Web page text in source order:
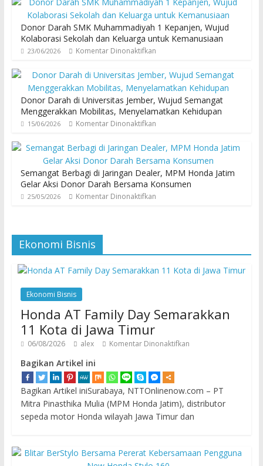
Donor Darah SMK Muhammadiyah 1 Kepanjen, Wujud
Kolaborasi Sekolah dan Keluarga untuk Kemanusiaan
23/06/2026 Komentar Dinonaktifkan
Donor Darah di Universitas Jember, Wujud Semangat
Menggerakkan Mobilitas, Menyelamatkan Kehidupan
15/06/2026 Komentar Dinonaktifkan
Semangat Berbagi di Jaringan Dealer, MPM Honda Jatim
Gelar Aksi Donor Darah Bersama Konsumen
25/05/2026 Komentar Dinonaktifkan
Ekonomi Bisnis
Ekonomi Bisnis
Honda AT Family Day Semarakkan
11 Kota di Jawa Timur
06/08/2026 alex Komentar Dinonaktifkan
Bagikan Artikel ini
Bagikan Artikel iniSurabaya, NTTOnlinenow.com – PT
Mitra Pinasthika Mulia (MPM Honda Jatim), distributor
sepeda motor Honda wilayah Jawa Timur dan